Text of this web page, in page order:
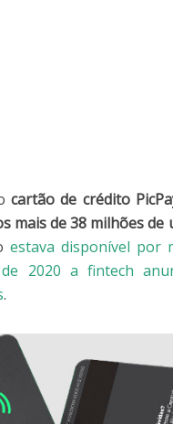
cartão de crédito
mais de 38 milhões de
estava disponível por
2020 a fintech
.